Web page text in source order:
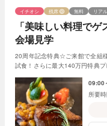
「美味しい料理で
会場見学
イチオシ 残席 無料 リア
20周年記念特典☆ご来館で全組
試食！さらに最大140万円特典
09:00